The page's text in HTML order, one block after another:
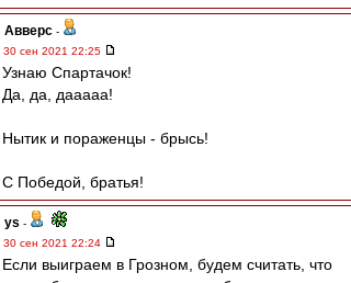
Авверс -
30 сен 2021 22:25
Узнаю Спартачок!
Да, да, дааааа!
Нытик и пораженцы - брысь!
С Победой, братья!
ys -
30 сен 2021 22:24
Если выиграем в Грозном, будем считать, что